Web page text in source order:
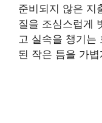
준비되지 않은 지
질을 조심스럽게
고 실속을 챙기는
된 작은 틈을 가